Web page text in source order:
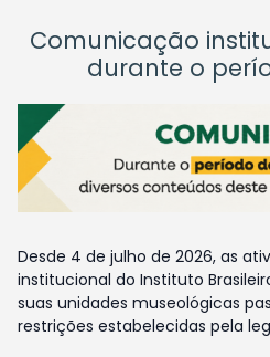
Comunicação
durante o
Desde 4 de julho de 2026, as
institucional do Instituto
suas unidades museológicas
restrições estabelecidas pela